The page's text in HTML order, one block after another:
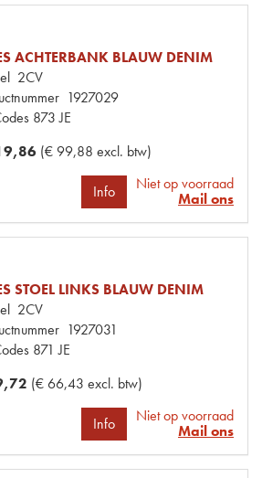
ACHTERBANK BLAUW DENIM
2CV
1927029
873 JE
(€ 99,88 excl. btw)
Info
Niet op voorraad
Mail ons
STOEL LINKS BLAUW DENIM
2CV
1927031
871 JE
(€ 66,43 excl. btw)
Info
Niet op voorraad
Mail ons